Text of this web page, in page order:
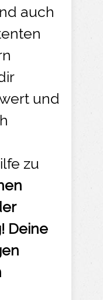
auch
und
zu
Deine